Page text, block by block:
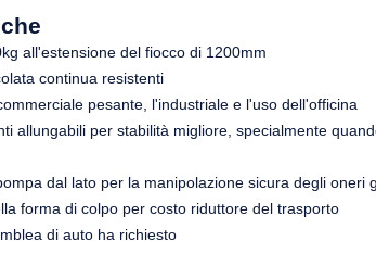
all'estensione del fiocco di 1200mm
continua resistenti
pesante, l'industriale e l'uso dell'officina
allungabili per stabilità migliore, specialmente
dal lato per la manipolazione sicura degli oneri
forma di colpo per costo riduttore del trasporto
di auto ha richiesto